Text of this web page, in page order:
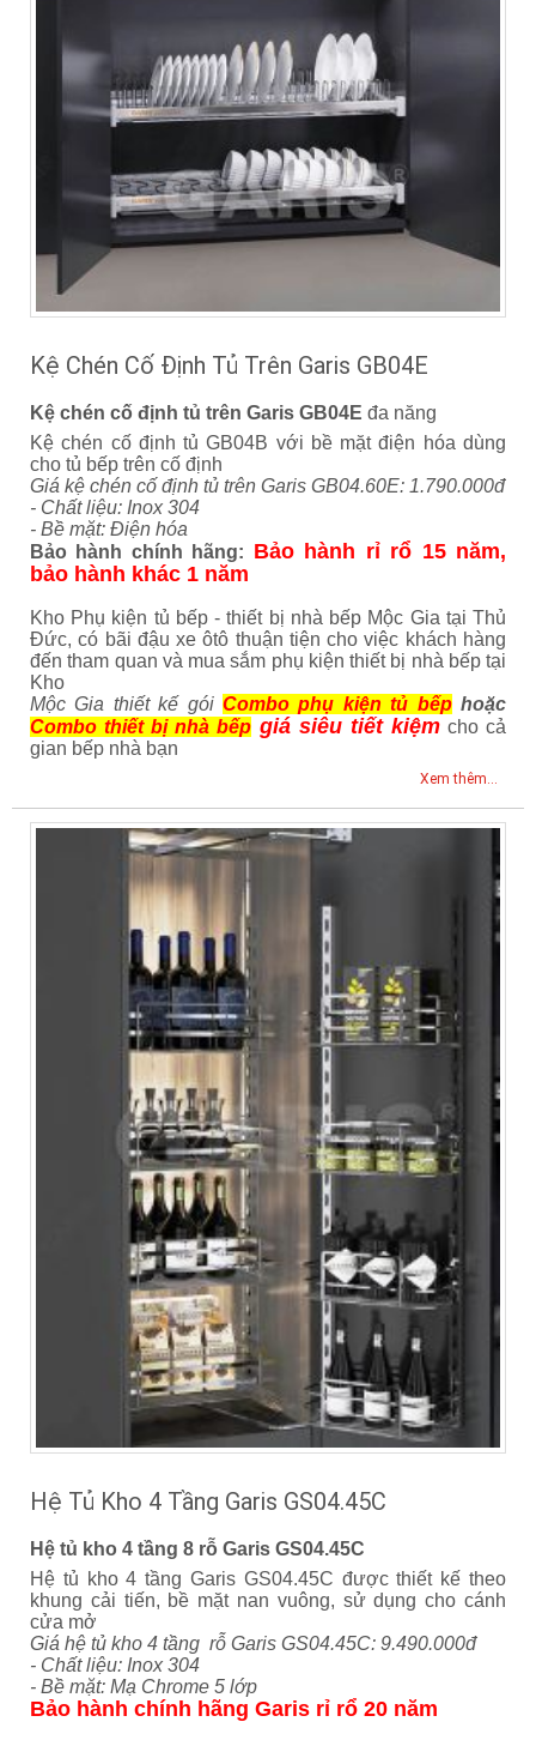
Kệ Chén Cố Định Tủ Trên Garis GB04E
Kệ chén cố định tủ trên Garis GB04E đa năng
Kệ chén cố định tủ GB04B với bề mặt điện hóa dùng
cho tủ bếp trên cố định
Giá kệ chén cố định tủ trên Garis GB04.60E: 1.790.000đ
- Chất liệu: Inox 304
- Bề mặt: Điện hóa
Bảo hành chính hãng: Bảo hành rỉ rổ 15 năm,
bảo hành khác 1 năm
Kho Phụ kiện tủ bếp - thiết bị nhà bếp Mộc Gia tại Thủ
Đức, có bãi đậu xe ôtô thuận tiện cho việc khách hàng
đến tham quan và mua sắm phụ kiện thiết bị nhà bếp tại
Kho
Mộc Gia thiết kế gói Combo phụ kiện tủ bếphoặc
Combo thiết bị nhà bếp giá siêu tiết kiệm cho cả
gian bếp nhà bạn
Xem thêm...
Hệ Tủ Kho 4 Tầng Garis GS04.45C
Hệ tủ kho 4 tầng 8 rỗ Garis GS04.45C
Hệ tủ kho 4 tầng Garis GS04.45C được thiết kế theo
khung cải tiến, bề mặt nan vuông, sử dụng cho cánh
cửa mở
Giá hệ tủ kho 4 tầng rỗ Garis GS04.45C: 9.490.000đ
- Chất liệu: Inox 304
- Bề mặt: Mạ Chrome 5 lớp
Bảo hành chính hãng Garis rỉ rổ 20 năm